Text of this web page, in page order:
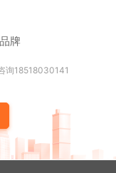
牌
询18518030141